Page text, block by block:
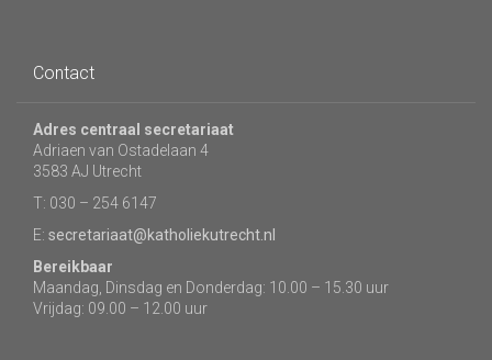
Contact
Adres centraal secretariaat
Adriaen van Ostadelaan 4
3583 AJ Utrecht
T: 030 – 254 6147
E: secretariaat@katholiekutrecht.nl
Bereikbaar
Maandag, Dinsdag en Donderdag: 10.00 – 15.30 uur
Vrijdag: 09.00 – 12.00 uur